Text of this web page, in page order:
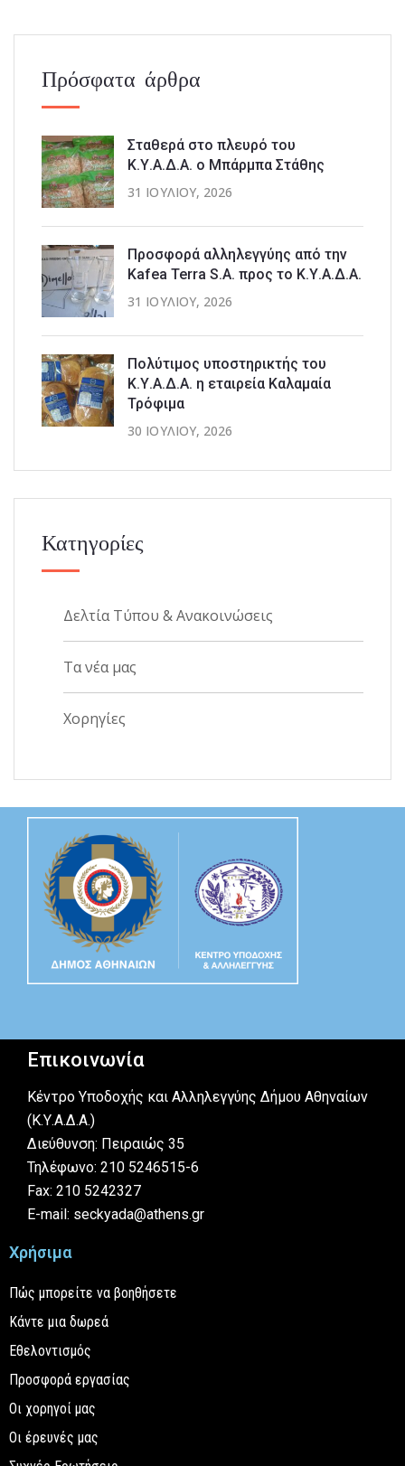
Πρόσφατα άρθρα
Σταθερά στο πλευρό του
Κ.Υ.Α.Δ.Α. ο Μπάρμπα Στάθης
31 ΙΟΥΛΊΟΥ, 2026
Προσφορά αλληλεγγύης από την
Kafea Terra S.A. προς το Κ.Υ.Α.Δ.Α.
31 ΙΟΥΛΊΟΥ, 2026
Πολύτιμος υποστηρικτής του
Κ.Υ.Α.Δ.Α. η εταιρεία Καλαμαία
Τρόφιμα
30 ΙΟΥΛΊΟΥ, 2026
Κατηγορίες
Δελτία Τύπου & Ανακοινώσεις
Τα νέα μας
Χορηγίες
Επικοινωνία
Κέντρο Υποδοχής και Αλληλεγγύης Δήμου Αθηναίων
(Κ.Υ.Α.Δ.Α.)
Διεύθυνση: Πειραιώς 35
Τηλέφωνο: 210 5246515-6
Fax: 210 5242327
E-mail: seckyada@athens.gr
Χρήσιμα
Πώς μπορείτε να βοηθήσετε
Κάντε μια δωρεά
Εθελοντισμός
Προσφορά εργασίας
Οι χορηγοί μας
Οι έρευνές μας